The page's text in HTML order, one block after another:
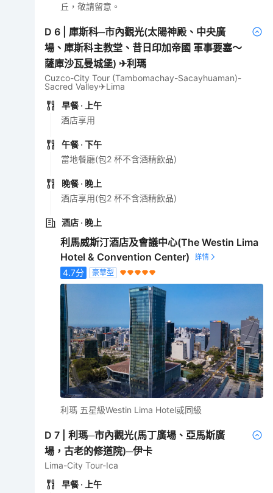
丘，敬請留意。
D6
庫斯科─市內觀光(太陽神殿、中央廣
場、庫斯科主教堂、昔日印加帝國 軍事要塞～
薩庫沙瓦曼城堡) ✈利瑪
Cuzco-City Tour (Tambomachay-Sacayhuaman)-
Sacred Valley✈Lima
早餐 · 上午
酒店享用
午餐 · 下午
當地餐廳(包2 杯不含酒精飲品)
晚餐 · 晚上
酒店享用(包2 杯不含酒精飲品)
酒店 · 晚上
利馬威斯汀酒店及會議中心(The Westin Lima
Hotel & Convention Center)
4.7分 豪華型
利瑪 五星級Westin Lima Hotel或同級
D7 |利瑪─市內觀光(馬丁廣場、亞馬斯廣
場，古老的修道院)─伊卡
Lima-City Tour-Ica
早餐 · 上午